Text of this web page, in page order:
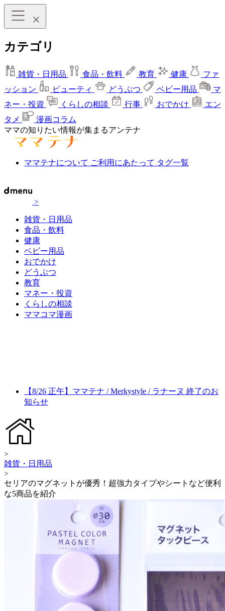
カテゴリ
雑貨・日用品 食品・飲料 教育 健康
ファ
ッション
ビューティ どうぶつ ベビー用品
マ
ネー・投資
くらしの相談 行事 おでかけ
エン
タメ
漫画コラム
ママの知りたい情報が集まるアンテナ
ママテナについて ご利用にあたって タグ一覧
>
雑貨・日用品
食品・飲料
健康
ベビー用品
おでかけ
どうぶつ
教育
マネー・投資
くらしの相談
ママコマ漫画
【8/26 正午】ママテナ / Merkystyle / ラナーヌ 終了のお
知らせ
>
雑貨・日用品
>
セリアのマグネットが優秀！超強力タイプやシートなど便利
な5商品を紹介